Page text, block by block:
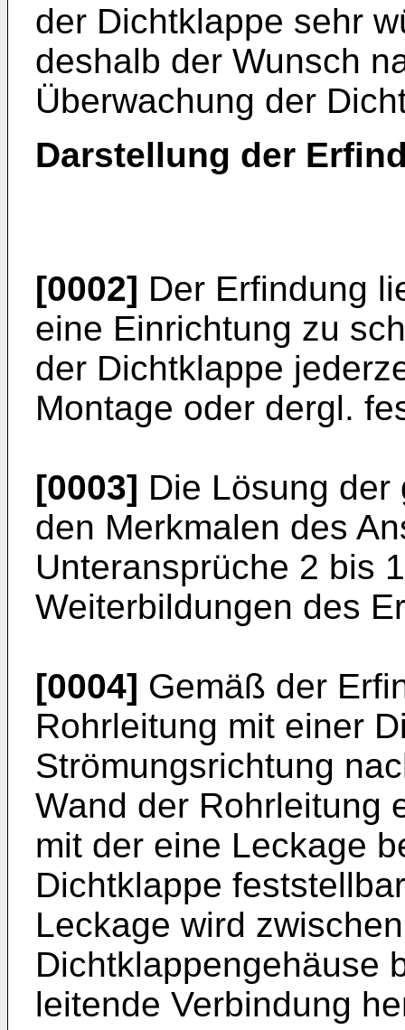
der Dichtklappe sehr
deshalb der Wunsch
Überwachung der
Darstellung der
[0002] Der Erfindung
eine Einrichtung zu
der Dichtklappe
Montage oder dergl.
[0003] Die Lösung der
den Merkmalen des
Unteransprüche 2 bis
Weiterbildungen des
[0004] Gemäß der
Rohrleitung mit einer
Strömungsrichtung
Wand der Rohrleitung
mit der eine Leckage
Dichtklappe
Leckage wird
Dichtklappengehäuse
leitende Verbindung